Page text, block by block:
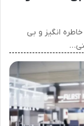
انگیز و بی